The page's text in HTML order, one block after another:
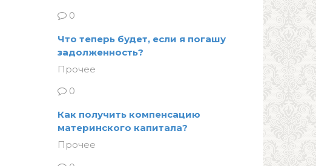
0
Что теперь будет, если я погашу
задолженность?
Прочее
0
Как получить компенсацию
материнского капитала?
Прочее